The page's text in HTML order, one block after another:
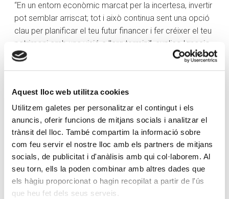
Aquest lloc web utilitza cookies
Utilitzem galetes per personalitzar el contingut i els
anuncis, oferir funcions de mitjans socials i analitzar el
trànsit del lloc. També compartim la informació sobre
com feu servir el nostre lloc amb els partners de mitjans
socials, de publicitat i d'anàlisis amb qui col·laborem. Al
seu torn, ells la poden combinar amb altres dades que
els hàgiu proporcionat o hagin recopilat a partir de l'ús
que heu fet dels seus serveis.
“En un entorn econòmic marcat per la incertesa, invertir
pot semblar arriscat; tot i això continua sent una opció
clau per planificar el teu futur financer i fer créixer el teu
patrimoni amb una visió a llarg termini”, explica Ignacio
Fonseca. Durant la sessió, els ponents explicaran la
importància de començar a invertir aviat, amb criteri i
conferències d’Educació Financera, que arriba a la
quarta edició amb la voluntat d’apropar conceptes
financers a la ciutadania de manera entenedora i
accessible, i d’acompanyar a clients i usuaris en la
presa de decisions de productes i serveis bancaris i
d’inversió.